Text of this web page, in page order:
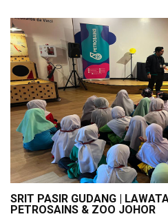
SRIT PASIR GUDANG |
PETROSAINS & ZOO JOHOR